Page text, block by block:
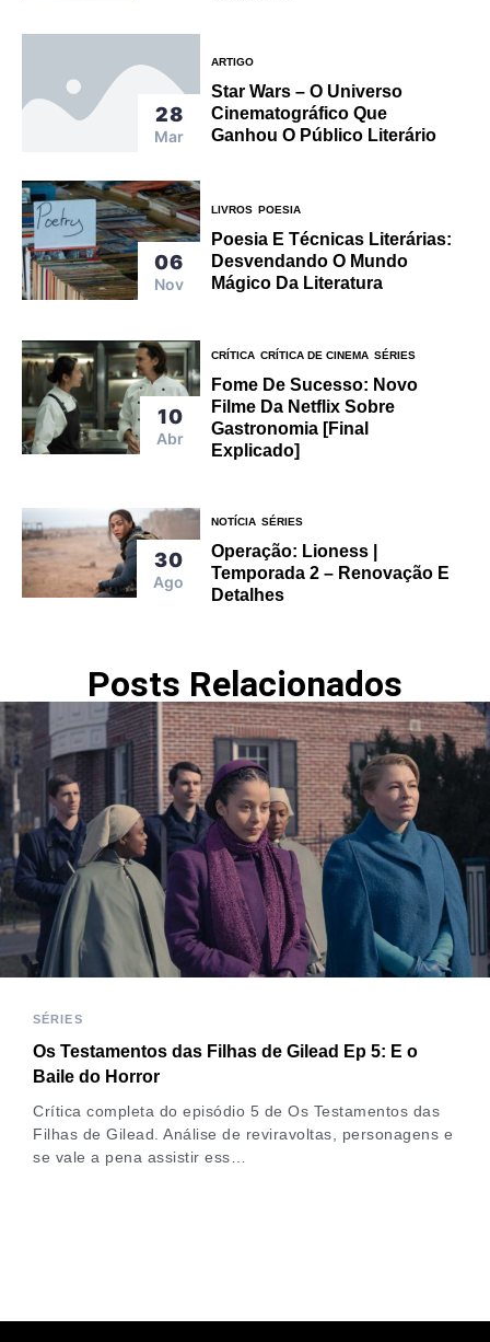
28
Mar
ARTIGO
Star Wars – O Universo
Cinematográfico Que
Ganhou O Público Literário
06
Nov
LIVROS POESIA
Poesia E Técnicas Literárias:
Desvendando O Mundo
Mágico Da Literatura
10
Abr
CRÍTICA CRÍTICA DE CINEMA SÉRIES
Fome De Sucesso: Novo
Filme Da Netflix Sobre
Gastronomia [Final
Explicado]
30
Ago
NOTÍCIA SÉRIES
Operação: Lioness |
Temporada 2 – Renovação E
Detalhes
Posts Relacionados
SÉRIES
Os Testamentos das Filhas de Gilead Ep 5: E o
Baile do Horror
Crítica completa do episódio 5 de Os Testamentos das
Filhas de Gilead. Análise de reviravoltas, personagens e
se vale a pena assistir ess…